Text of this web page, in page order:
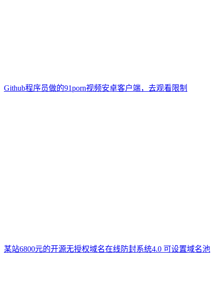
Github程序员做的91porn视频安卓客户端，去观看限制
某站6800元的开源无授权域名在线防封系统4.0 可设置域名池